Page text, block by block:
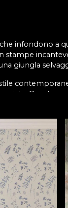
infondono a
giungla
Questo
che ti
sfondo allegro
loro la
e
e